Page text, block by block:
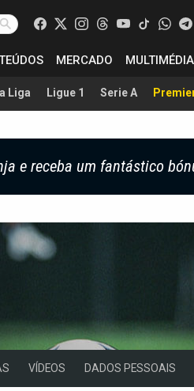
MERCADO MULTIMÉDIA
Liga Ligue 1 Serie A
e receba um fantástico
VÍDEOS DADOS PESSOAIS